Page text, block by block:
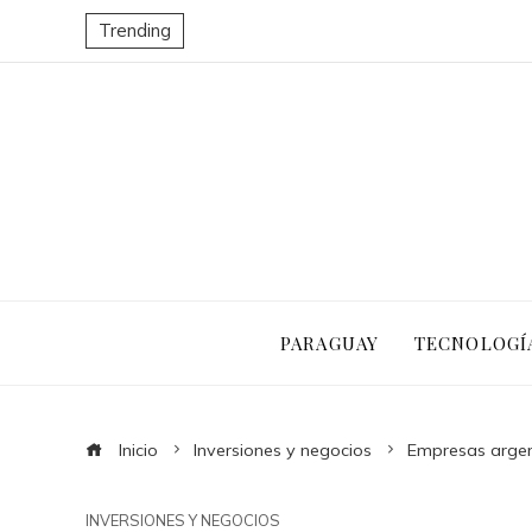
Trending
PARAGUAY
Inicio Inversiones y negocios Empresas
INVERSIONES Y NEGOCIOS